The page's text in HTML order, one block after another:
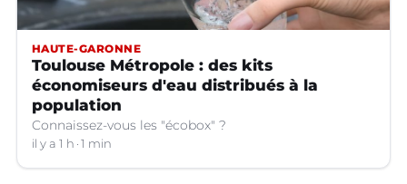
HAUTE-GARONNE
Toulouse Métropole : des kits
économiseurs d'eau distribués à la
population
Connaissez-vous les "écobox" ?
il y a 1 h 1 min